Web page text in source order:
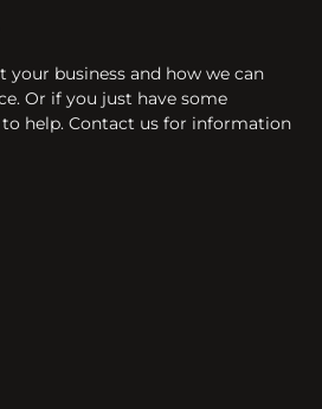
your business and how we can
Or if you just have some
to help. Contact us for information